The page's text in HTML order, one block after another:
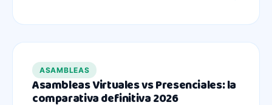
ASAMBLEAS
Asambleas Virtuales vs Presenciales: la
comparativa definitiva 2026